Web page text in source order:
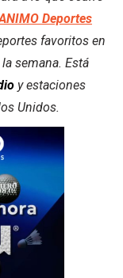
Deportes
favoritos en
semana. Está
y estaciones
Unidos.